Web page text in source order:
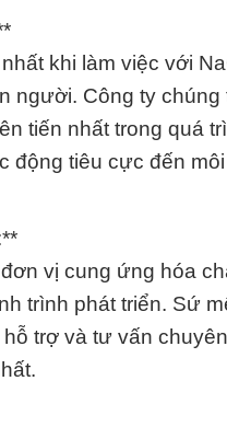
khi làm việc với
người. Công ty
tiến nhất trong quá
động tiêu cực đến
vị cung ứng hóa
trình phát triển. Sứ
trợ và tư vấn